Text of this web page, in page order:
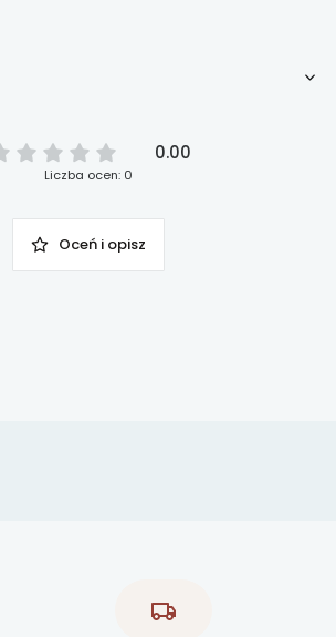
0.00
Liczba ocen: 0
Oceń i opisz